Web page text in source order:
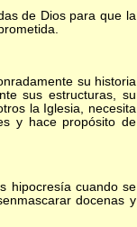
de Dios para que la
su historia
sus estructuras, su
la Iglesia, necesita
y hace propósito de
hipocresía cuando se
docenas y